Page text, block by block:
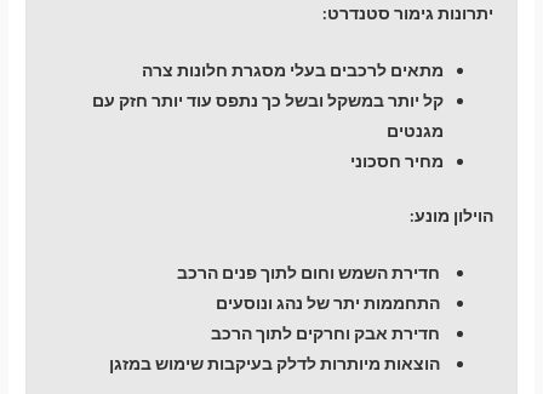
יתרונות גימור סטנדרט:
מתאים לרכבים בעלי מסגרת חלונות צרה
קל יותר במשקל ובשל כך נתפס עוד יותר חזק עם
מגנטים
מחיר חסכוני
הוילון מונע:
חדירת השמש וחום לתוך פנים הרכב
התחממות יתר של נהג ונוסעים
חדירת אבק וחרקים לתוך הרכב
הוצאות מיותרות לדלק בעיקבות שימוש במזגן